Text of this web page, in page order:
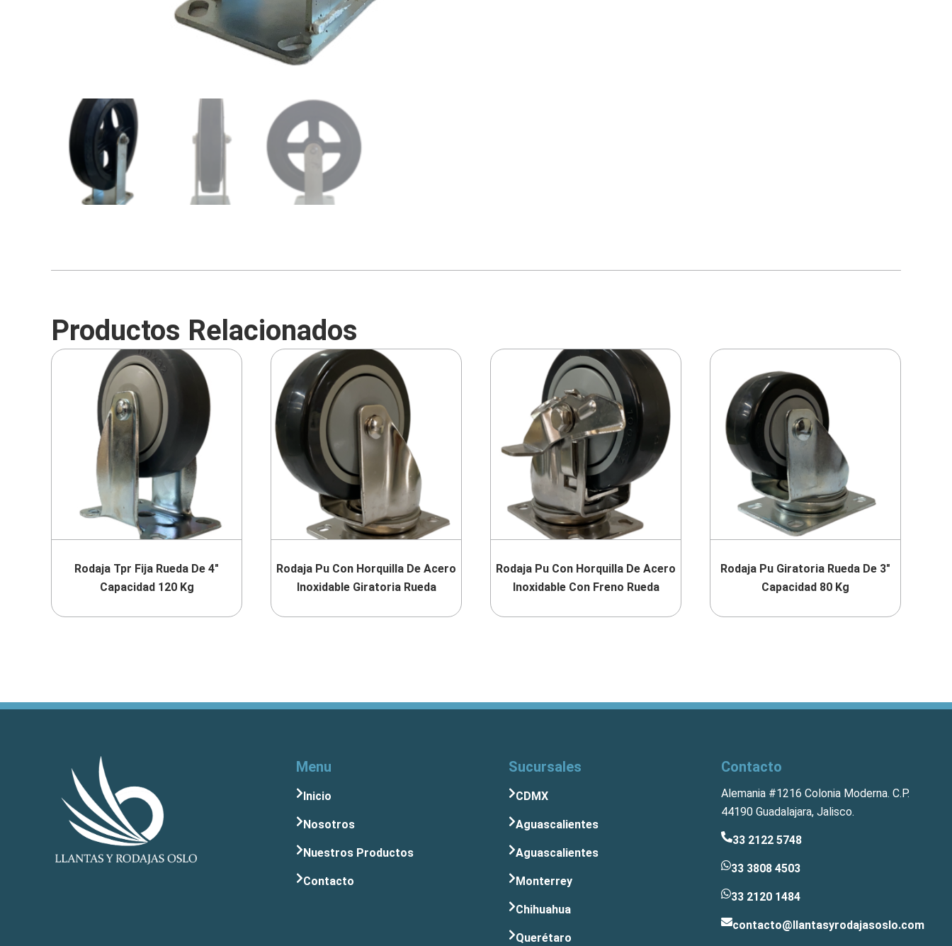
Productos Relacionados
Rodaja Tpr Fija Rueda De 4″
Capacidad 120 Kg
Rodaja Pu Con Horquilla De Acero
Inoxidable Giratoria Rueda
Rodaja Pu Con Horquilla De Acero
Inoxidable Con Freno Rueda
Rodaja Pu Giratoria Rueda De 3″
Capacidad 80 Kg
Menu
Inicio
Nosotros
Nuestros Productos
Contacto
Sucursales
CDMX
Aguascalientes
Aguascalientes
Monterrey
Chihuahua
Querétaro
Contacto
Alemania #1216 Colonia Moderna. C.P.
44190 Guadalajara, Jalisco.
33 2122 5748
33 3808 4503
33 2120 1484
contacto@llantasyrodajasoslo.com